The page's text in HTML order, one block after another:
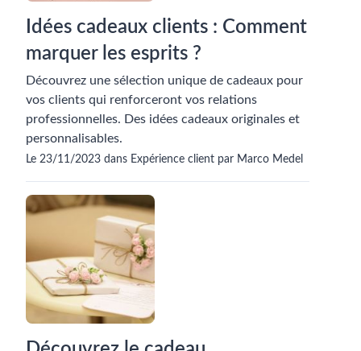
Idées cadeaux clients : Comment
marquer les esprits ?
Découvrez une sélection unique de cadeaux pour
vos clients qui renforceront vos relations
professionnelles. Des idées cadeaux originales et
personnalisables.
Le 23/11/2023 dans Expérience client par Marco Medel